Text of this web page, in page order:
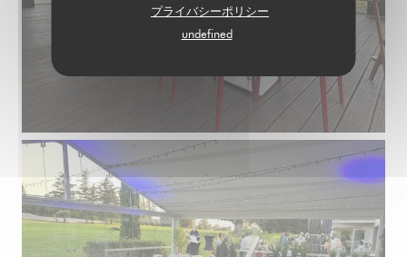
プライバシーポリシー
undefined